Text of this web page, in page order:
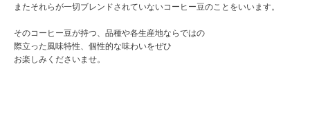
またそれらが一切ブレンドされていないコーヒー豆のことをいいます。
そのコーヒー豆が持つ、品種や各生産地ならではの
際立った風味特性、個性的な味わいをぜひ
お楽しみくださいませ。